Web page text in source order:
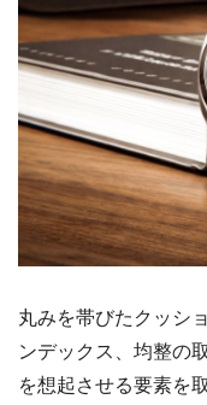
丸みを帯びたクッシ
ンデックス、均整の
を想起させる要素を